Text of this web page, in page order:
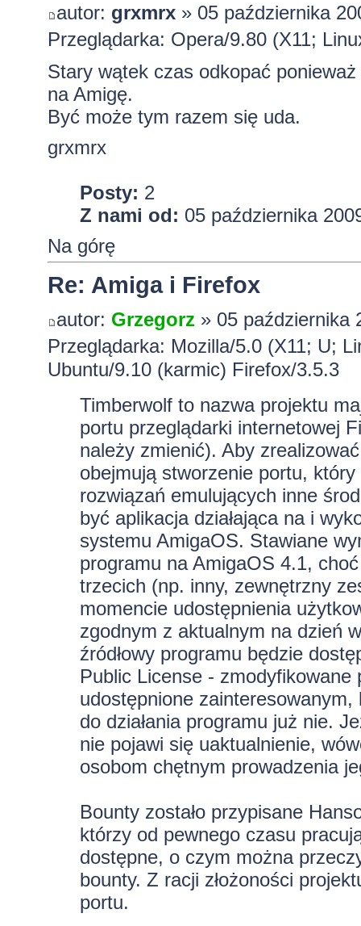
autor: grxmrx» 05 października
Przeglądarka: Opera/9.80 (X11;
Stary wątek czas odkopać
na Amigę.
Być może tym razem się uda.
grxmrx
Posty: 2
Z nami od: 05 października
Na górę
Re: Amiga i Firefox
autor: Grzegorz» 05 października
Przeglądarka: Mozilla/5.0 (X11; U;
Ubuntu/9.10 (karmic) Firefox/3.5.3
Timberwolf to nazwa projektu
portu przeglądarki internetowej
należy zmienić). Aby
obejmują stworzenie portu,
rozwiązań emulujących inne
być aplikacja działająca na i
systemu AmigaOS. Stawiane
programu na AmigaOS 4.1,
trzecich (np. inny, zewnętrzny
momencie udostępnienia
zgodnym z aktualnym na dzień
źródłowy programu będzie
Public License - zmodyfikowane
udostępnione
do działania programu już nie.
nie pojawi się uaktualnienie,
osobom chętnym prowadzenia
Bounty zostało przypisane
którzy od pewnego czasu
dostępne, o czym można
bounty. Z racji złożoności
portu.